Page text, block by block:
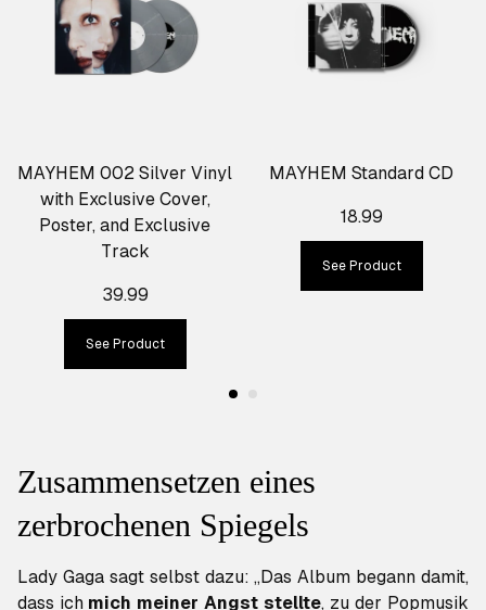
MAYHEM 002 Silver Vinyl
with Exclusive Cover,
Poster, and Exclusive
Track
39.99
See Product
MAYHEM Standard CD
18.99
See Product
Zusammensetzen eines
zerbrochenen Spiegels
Lady Gaga sagt selbst dazu: „Das Album begann damit,
dass ich mich meiner Angst stellte, zu der Popmusik